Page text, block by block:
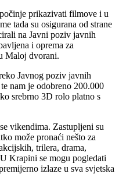
prikazivati filmove i u
tada su osigurana od strane
na Javni poziv javnih
i oprema za
Maloj dvorani.
Javnog poziv javnih
nam je odobreno 200.000
srebrno 3D rolo platno s
vikendima. Zastupljeni su
može pronaći nešto za
trilera, drama,
Krapini se mogu pogledati
izlaze u sva svjetska